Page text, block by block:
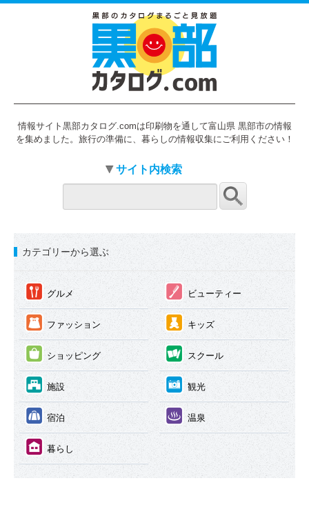
情報サイト黒部カタログ.comは印刷物を通して富山県 黒部市の情報
を集めました。旅行の準備に、暮らしの情報収集にご利用ください！
サイト内検索
カテゴリーから選ぶ
① グルメ ② ビューティー
③ ファッション ④ キッズ
⑤ ショッピング ⑥ スクール
⑦ 施設 ⑧ 観光
⑨ 宿泊 ⑩ 温泉
⑪ 暮らし